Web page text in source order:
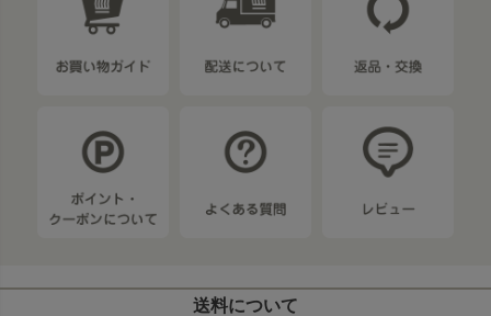
送料について